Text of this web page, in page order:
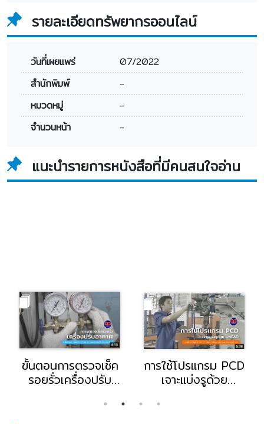
รายละเอียดทรัพยากรออนไลน์
วันที่เผยแพร่
07/2022
สำนักพิมพ์
-
หมวดหมู่
-
จำนวนหน้า
-
แนะนำรายการหนังสือที่มีคนสนใจอ่าน
ขั้นตอนการตรวจเช็ค
รอยรั่วเครื่องปรับ
อ.ประพาส ไพล
การใช้โปรแกรม PCD
เจาะแบ่งรูด้วย
กานุมาร อาจารย์